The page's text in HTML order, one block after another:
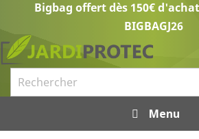
Bigbag offert dès 150€
BIGBAGJ26
Menu